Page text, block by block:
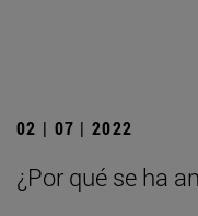
02 | 07 | 2022
¿Por qué se ha